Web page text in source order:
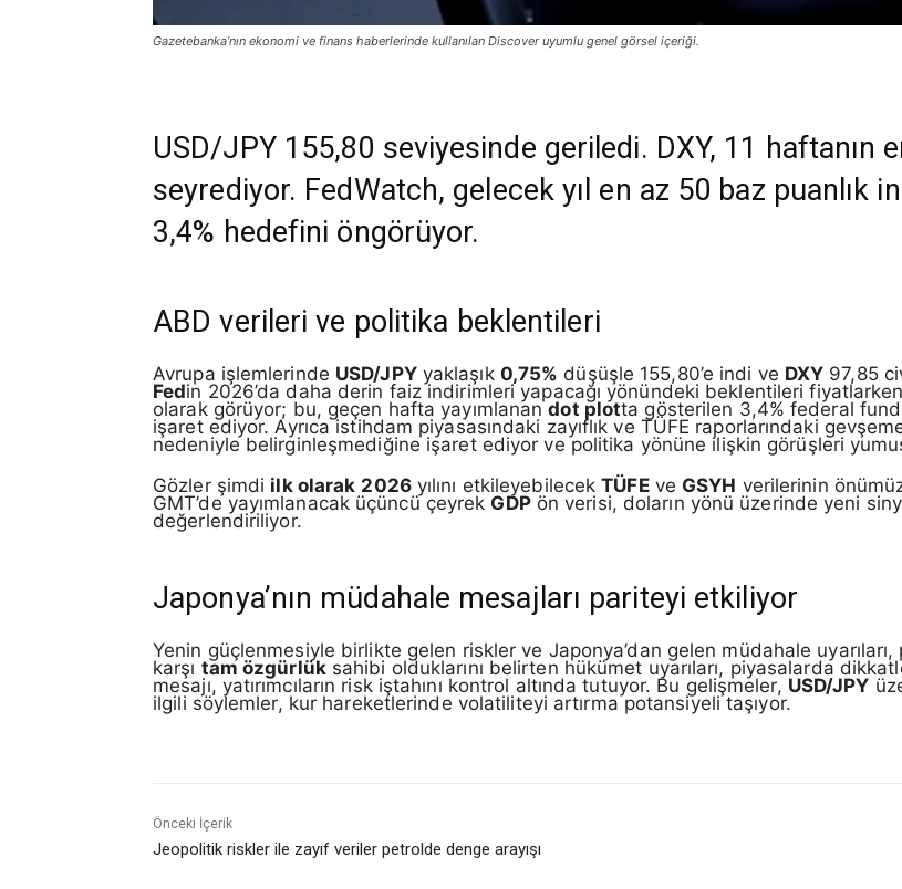
Gazetebanka’nın ekonomi ve finans haberlerinde kullanılan Discover uyumlu genel görsel içeriği.
USD/JPY 155,80 seviyesinde geriledi. DXY, 11 haftanın
seyrediyor. FedWatch, gelecek yıl en az 50 baz puanlık
3,4% hedefini öngörüyor.
ABD verileri ve politika beklentileri
Avrupa işlemlerinde USD/JPYyaklaşık 0,75% düşüşle 155,80’e indi ve DXY 97,85
Fedin 2026’da daha derin faiz indirimleri yapacağı yönündeki beklentileri
olarak görüyor; bu, geçen hafta yayımlanandot plotta gösterilen 3,4% federal
işaret ediyor. Ayrıca istihdam piyasasındaki zayıflık ve TÜFE raporlarındaki
nedeniyle belirginleşmediğine işaret ediyor ve politika yönüne ilişkin görüşleri
Gözler şimdi ilk olarak 2026yılını etkileyebilecekTÜFEve GSYH verilerinin
GMT’de yayımlanacak üçüncü çeyrek GDPön verisi, doların yönü üzerinde yeni
değerlendiriliyor.
Japonya’nın müdahale mesajları pariteyi etkiliyor
Yenin güçlenmesiyle birlikte gelen riskler ve Japonya’dan gelen müdahale uyarıları,
karşı tam özgürlüksahibi olduklarını belirten hükümet uyarıları, piyasalarda
mesajı, yatırımcıların risk iştahını kontrol altında tutuyor. Bu gelişmeler, USD/JPY
ilgili söylemler, kur hareketlerinde volatiliteyi artırma potansiyeli taşıyor.
Önceki İçerik
Jeopolitik riskler ile zayıf veriler petrolde denge arayışı